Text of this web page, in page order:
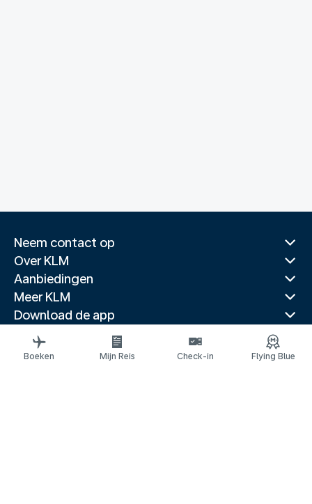
Neem contact op
Over KLM
Aanbiedingen
Meer KLM
Download de app
Gerelateerde websites
Reisgidsen
Boeken Mijn Reis Check-in Flying Blue